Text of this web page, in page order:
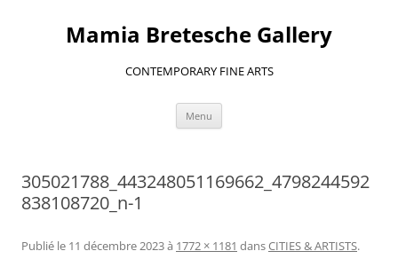
contenuMamia Bretesche Gallery
CONTEMPORARY FINE ARTS
Menu
305021788_443248051169662_4798244592
838108720_n-1
Publié le 11 décembre 2023à 1772 × 1181 dansCITIES & ARTISTS.